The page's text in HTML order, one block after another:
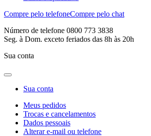
Compre pelo telefoneCompre pelo chat
Número de telefone 0800 773 3838
Seg. à Dom. exceto feriados das 8h às 20h
Sua conta
Sua conta
Meus pedidos
Trocas e cancelamentos
Dados pessoais
Alterar e-mail ou telefone